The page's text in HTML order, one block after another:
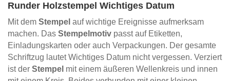
Runder Holzstempel Wichtiges Datum
Mit dem Stempel auf wichtige Ereignisse aufmerksam
machen. Das Stempelmotiv passt auf Etiketten,
Einladungskarten oder auch Verpackungen. Der gesamte
Schriftzug lautet Wichtiges Datum nicht vergessen. Verziert
ist der Stempel mit einem äußeren Wellenkreis und innen